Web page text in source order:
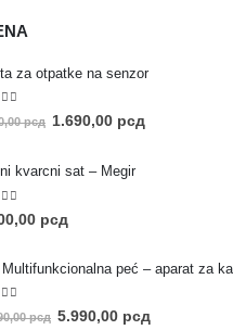
za otpatke na senzor
out of 5
рсд 1.690,00 рсд
kvarcni sat – Megir
out of 5рсд
peć – aparat za
out of 5
рсд 5.990,00 рсд